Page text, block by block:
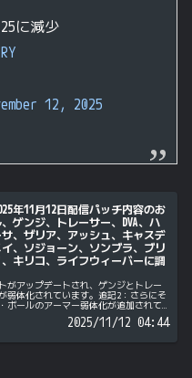
に減少
12, 2025
年11月12日配信パッチ内容のお
ゲンジ、トレーサー、DVA、ハ
、ザリア、アッシュ、キャスデ
、ソジョーン、ソンブラ、ブリ
キリコ、ライフウィーバーに調
がアップデートされ、ゲンジとトレー
弱体化されています。追記2：さらにそ
ボールのアーマー弱体化が追加されて
ラフトモードのブラインドピック採用に
2025/11/12 04:44